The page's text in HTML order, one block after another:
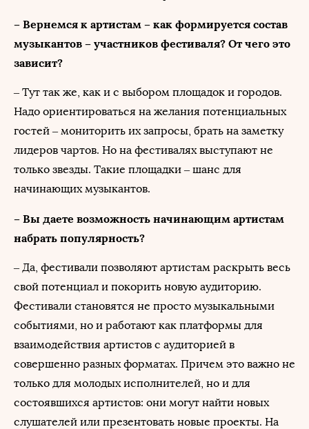
– Вернемся к артистам – как формируется состав
музыкантов – участников фестиваля? От чего это
зависит?
– Тут так же, как и с выбором площадок и городов.
Надо ориентироваться на желания потенциальных
гостей – мониторить их запросы, брать на заметку
лидеров чартов. Но на фестивалях выступают не
только звезды. Такие площадки – шанс для
начинающих музыкантов.
– Вы даете возможность начинающим артистам
набрать популярность?
– Да, фестивали позволяют артистам раскрыть весь
свой потенциал и покорить новую аудиторию.
Фестивали становятся не просто музыкальными
событиями, но и работают как платформы для
взаимодействия артистов с аудиторией в
совершенно разных форматах. Причем это важно не
только для молодых исполнителей, но и для
состоявшихся артистов: они могут найти новых
слушателей или презентовать новые проекты. На